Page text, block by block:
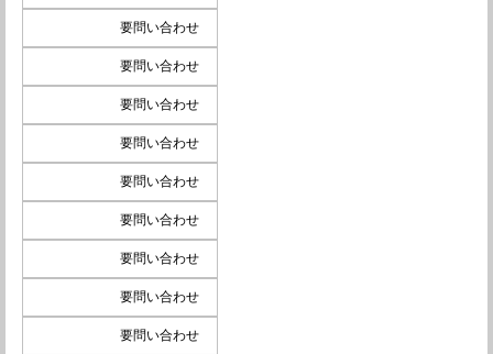
要問い合わせ
要問い合わせ
要問い合わせ
要問い合わせ
要問い合わせ
要問い合わせ
要問い合わせ
要問い合わせ
要問い合わせ